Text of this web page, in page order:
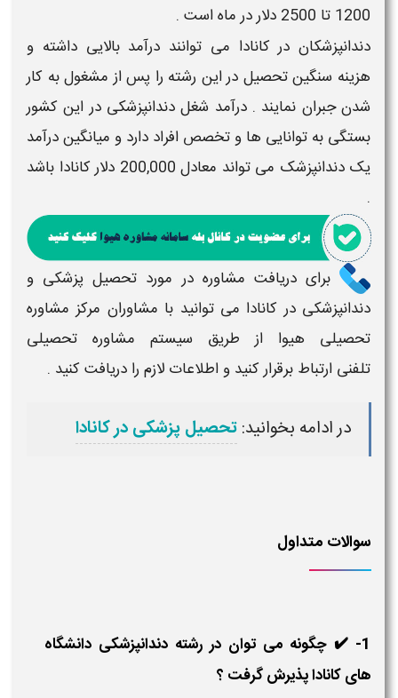
1200 تا 2500 دلار در ماه است .
دندانپزشکان در کانادا می توانند درآمد بالایی داشته و
هزینه سنگین تحصیل در این رشته را پس از مشغول به کار
شدن جبران نمایند . درآمد شغل دندانپزشکیدر این کشور
بستگی به توانایی ها و تخصص افراد دارد و میانگین درآمد
یک دندانپزشک می تواند معادل 200,000 دلار کانادا باشد
.
برای دریافت مشاوره در مورد تحصیل پزشکی و
دندانپزشکی در کانادا می توانید با مشاوران مرکز مشاوره
تحصیلی هیوا از طریق سیستم مشاوره تحصیلی
تلفنی ارتباط برقرار کنید و اطلاعات لازم را دریافت کنید .
در ادامه بخوانید:تحصیل پزشکی در کانادا
سوالات متداول
1- ✔️ چگونه می توان در رشته دندانپزشکی دانشگاه
های کانادا پذیرش گرفت ؟